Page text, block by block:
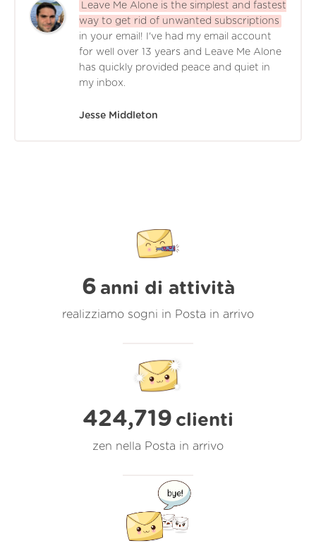
Leave Me Alone is the simplest and fastest
way to get rid of unwanted subscriptions
in your email! I've had my email account
for well over 13 years and Leave Me Alone
has quickly provided peace and quiet in
my inbox.
Jesse Middleton
6 anni di attività
realizziamo sogni in Posta in arrivo
424,719 clienti
zen nella Posta in arrivo